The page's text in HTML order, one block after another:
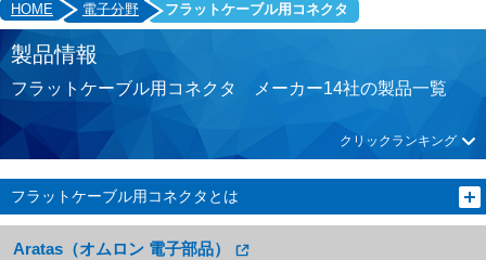
HOME 電子分野 フラットケーブル用コネクタ
製品情報
フラットケーブル用コネクタ メーカー14社の製品一覧
クリックランキング
フラットケーブル用コネクタとは
Aratas（オムロン 電子部品）